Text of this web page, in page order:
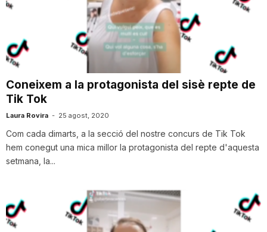
t
a
Coneixem a la protagonista del sisè repte de
Tik Tok
Laura Rovira - 25 agost, 2020
Com cada dimarts, a la secció del nostre concurs de Tik Tok
hem conegut una mica millor la protagonista del repte d'aquesta
setmana, la...